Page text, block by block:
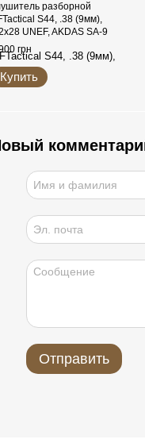
разборной
S44, .38 (9мм),
UNEF, AKDAS SA-9
грн
Купить
Отправить